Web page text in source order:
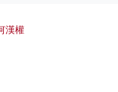
漢權